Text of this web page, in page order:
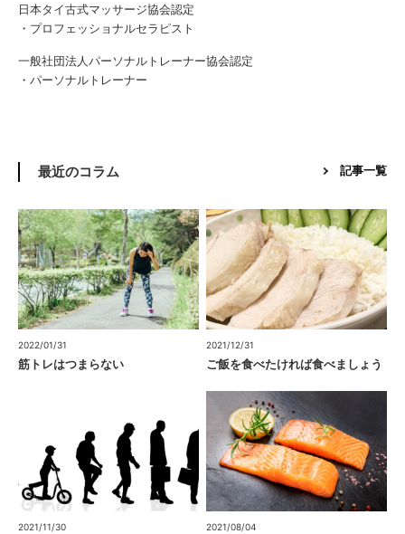
日本タイ古式マッサージ協会認定
・プロフェッショナルセラピスト
一般社団法人パーソナルトレーナー協会認定
・パーソナルトレーナー
最近のコラム 記事一覧
2022/01/31
筋トレはつまらない
2021/12/31
ご飯を食べたければ食べましょう
2021/11/30 2021/08/04